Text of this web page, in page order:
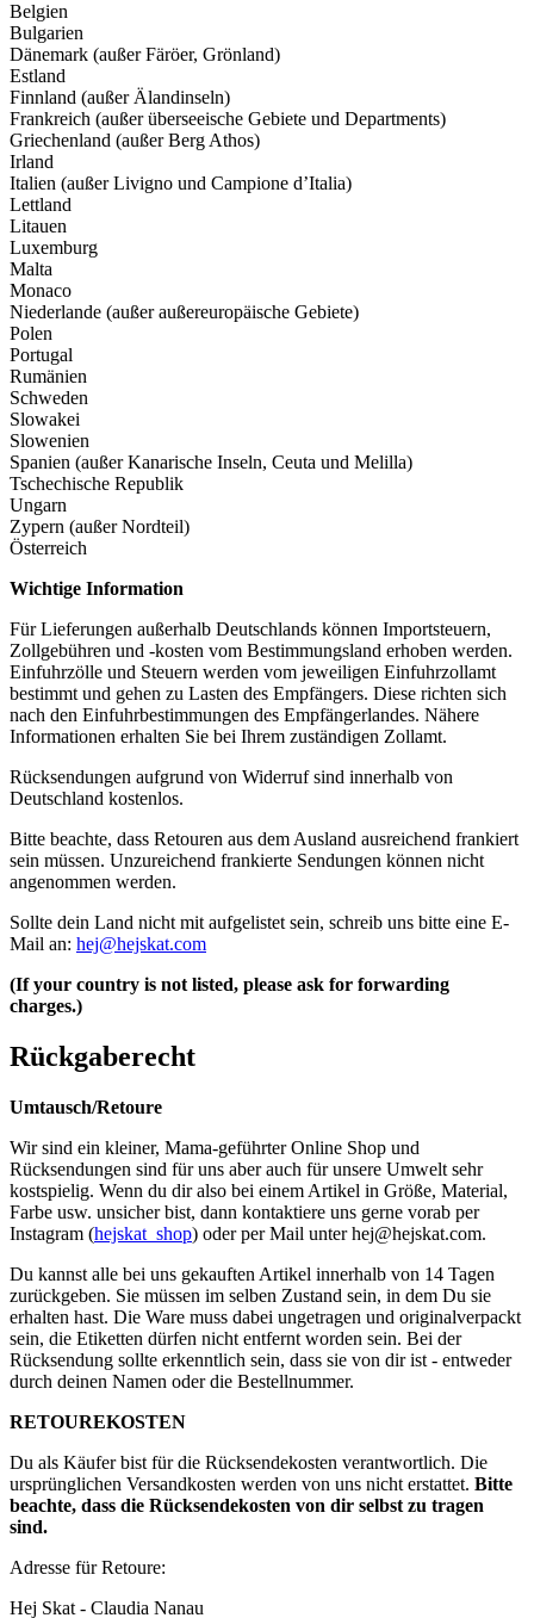
Belgien
Bulgarien
Dänemark (außer Färöer, Grönland)
Estland
Finnland (außer Älandinseln)
Frankreich (außer überseeische Gebiete und Departments)
Griechenland (außer Berg Athos)
Irland
Italien (außer Livigno und Campione d’Italia)
Lettland
Litauen
Luxemburg
Malta
Monaco
Niederlande (außer außereuropäische Gebiete)
Polen
Portugal
Rumänien
Schweden
Slowakei
Slowenien
Spanien (außer Kanarische Inseln, Ceuta und Melilla)
Tschechische Republik
Ungarn
Zypern (außer Nordteil)
Österreich
Wichtige Information
Für Lieferungen außerhalb Deutschlands können Importsteuern,
Zollgebühren und -kosten vom Bestimmungsland erhoben werden.
Einfuhrzölle und Steuern werden vom jeweiligen Einfuhrzollamt
bestimmt und gehen zu Lasten des Empfängers. Diese richten sich
nach den Einfuhrbestimmungen des Empfängerlandes. Nähere
Informationen erhalten Sie bei Ihrem zuständigen Zollamt.
Rücksendungen aufgrund von Widerruf sind innerhalb von
Deutschland kostenlos.
Bitte beachte, dass Retouren aus dem Ausland ausreichend frankiert
sein müssen. Unzureichend frankierte Sendungen können nicht
angenommen werden.
Sollte dein Land nicht mit aufgelistet sein, schreib uns bitte eine E-
Mail an: hej@hejskat.com
(If your country is not listed, please ask for forwarding
charges.)
Rückgaberecht
Umtausch/Retoure
Wir sind ein kleiner, Mama-geführter Online Shop und
Rücksendungen sind für uns aber auch für unsere Umwelt sehr
kostspielig. Wenn du dir also bei einem Artikel in Größe, Material,
Farbe usw. unsicher bist, dann kontaktiere uns gerne vorab per
Instagram (hejskat_shop) oder per Mail unterhej@hejskat.com.
Du kannst alle bei uns gekauften Artikel innerhalb von 14 Tagen
zurückgeben. Sie müssen im selben Zustand sein, in dem Du sie
erhalten hast. Die Ware muss dabei ungetragen und originalverpackt
sein, die Etiketten dürfen nicht entfernt worden sein. Bei der
Rücksendung sollte erkenntlich sein, dass sie von dir ist - entweder
durch deinen Namen oder die Bestellnummer.
RETOUREKOSTEN
Du als Käufer bist für die Rücksendekosten verantwortlich. Die
ursprünglichen Versandkosten werden von uns nicht erstattet. Bitte
beachte, dass die Rücksendekosten von dir selbst zu tragen
sind.
Adresse für Retoure:
Hej Skat - Claudia Nanau